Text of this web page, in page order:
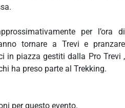
per l’ora di
tornare a Trevi e pranzare
in piazza gestiti dalla Pro Trevi ,
ha preso parte al Trekking.
per questo evento.